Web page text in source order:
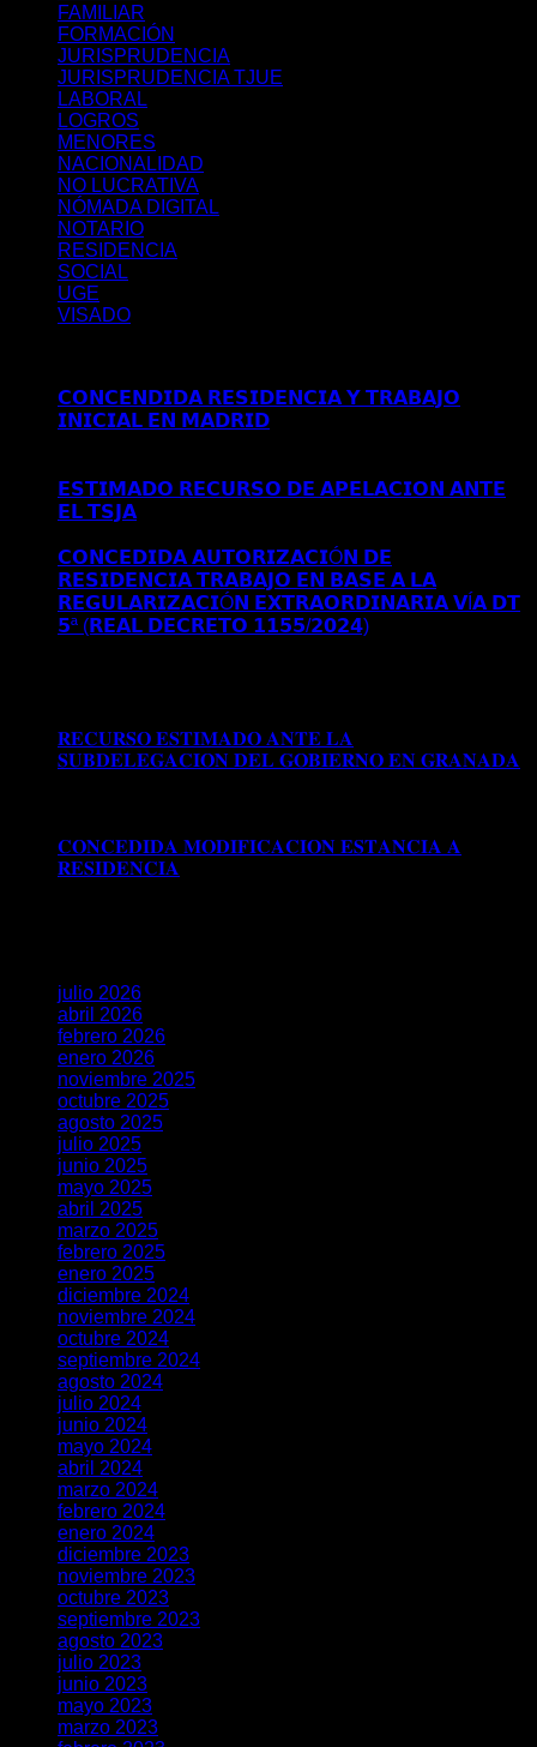
FAMILIAR
FORMACIÓN
JURISPRUDENCIA
JURISPRUDENCIA TJUE
LABORAL
LOGROS
MENORES
NACIONALIDAD
NO LUCRATIVA
NÓMADA DIGITAL
NOTARIO
RESIDENCIA
SOCIAL
UGE
VISADO
𝗖𝗢𝗡𝗖𝗘𝗡𝗗𝗜𝗗𝗔 𝗥𝗘𝗦𝗜𝗗𝗘𝗡𝗖𝗜𝗔 𝗬 𝗧𝗥𝗔𝗕𝗔𝗝𝗢
𝗜𝗡𝗜𝗖𝗜𝗔𝗟 𝗘𝗡 𝗠𝗔𝗗𝗥𝗜𝗗
𝗘𝗦𝗧𝗜𝗠𝗔𝗗𝗢 𝗥𝗘𝗖𝗨𝗥𝗦𝗢 𝗗𝗘 𝗔𝗣𝗘𝗟𝗔𝗖𝗜𝗢𝗡 𝗔𝗡𝗧𝗘
𝗘𝗟 𝗧𝗦𝗝𝗔
𝗖𝗢𝗡𝗖𝗘𝗗𝗜𝗗𝗔 𝗔𝗨𝗧𝗢𝗥𝗜𝗭𝗔𝗖𝗜Ó𝗡 𝗗𝗘
𝗥𝗘𝗦𝗜𝗗𝗘𝗡𝗖𝗜𝗔 𝗧𝗥𝗔𝗕𝗔𝗝𝗢 𝗘𝗡 𝗕𝗔𝗦𝗘 𝗔 𝗟𝗔
𝗥𝗘𝗚𝗨𝗟𝗔𝗥𝗜𝗭𝗔𝗖𝗜Ó𝗡 𝗘𝗫𝗧𝗥𝗔𝗢𝗥𝗗𝗜𝗡𝗔𝗥𝗜𝗔 𝗩Í𝗔 𝗗𝗧
𝟱ª (𝗥𝗘𝗔𝗟 𝗗𝗘𝗖𝗥𝗘𝗧𝗢 𝟭𝟭𝟱𝟱/𝟮𝟬𝟮𝟰)
𝐑𝐄𝐂𝐔𝐑𝐒𝐎 𝐄𝐒𝐓𝐈𝐌𝐀𝐃𝐎 𝐀𝐍𝐓𝐄 𝐋𝐀
𝐒𝐔𝐁𝐃𝐄𝐋𝐄𝐆𝐀𝐂𝐈𝐎𝐍 𝐃𝐄𝐋 𝐆𝐎𝐁𝐈𝐄𝐑𝐍𝐎 𝐄𝐍 𝐆𝐑𝐀𝐍𝐀𝐃𝐀
𝐂𝐎𝐍𝐂𝐄𝐃𝐈𝐃𝐀 𝐌𝐎𝐃𝐈𝐅𝐈𝐂𝐀𝐂𝐈𝐎𝐍 𝐄𝐒𝐓𝐀𝐍𝐂𝐈𝐀 𝐀
𝐑𝐄𝐒𝐈𝐃𝐄𝐍𝐂𝐈𝐀
julio 2026
abril 2026
febrero 2026
enero 2026
noviembre 2025
octubre 2025
agosto 2025
julio 2025
junio 2025
mayo 2025
abril 2025
marzo 2025
febrero 2025
enero 2025
diciembre 2024
noviembre 2024
octubre 2024
septiembre 2024
agosto 2024
julio 2024
junio 2024
mayo 2024
abril 2024
marzo 2024
febrero 2024
enero 2024
diciembre 2023
noviembre 2023
octubre 2023
septiembre 2023
agosto 2023
julio 2023
junio 2023
mayo 2023
marzo 2023